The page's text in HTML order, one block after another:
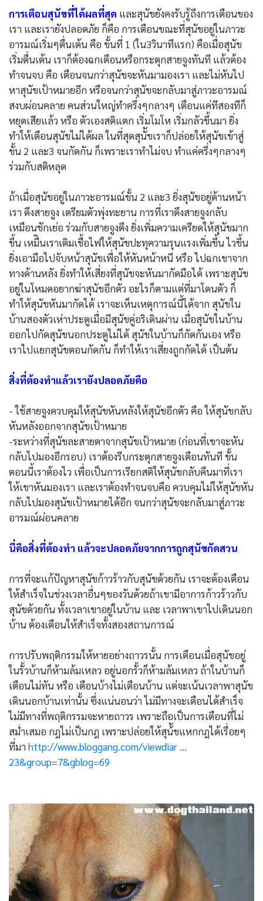
การเตือนสุนัขที่ได้ผลที่สุด และสุนัขยังคงรับรู้ถึงการเตือนของ
เรา และเรายังปลอดภัย ก็คือ การเตือนขณะที่สุนัขอยู่ในภาวะ
อารมณ์เริ่มๆตื่นเต้น คือ ขั้นที่ 1 (ใน3วินาทีแรก) คือเมื่อสุนัข
เริ่มตื่นเต้น เราก็ต้องฉกเตือนหรือกระตุกสายจูงทันที แล้วต้อง
ทำจนจบ คือ เตือนจนกว่าสุนัขจะหันมามองเรา และไม่หันไป
หาสุนัขเป้าหมายอีก หรือจนกว่าสุนัขจะกลับมาสู่ภาวะอารมณ์
สงบผ่อนคลาย คนส่วนใหญ่ทำครึ่งๆกลางๆ เตือนแค่ทีสองทีก็
หยุดเสียแล้ว หรือ ตัวเองสติแตก เริ่มโมโห เริ่มกลัวขึ้นมา ยิ่ง
ทำให้เตือนสุนัขไม่ได้ผล ในที่สุดสุนััขเราก็ปล่อยให้สุนัขเข้าสู่
ขั้น 2 และ3 จนกัดกัน ก็เพราะเราทำไม่จบ ทำแค่ครึ่งๆกลางๆ
ร่วมกับสติหลุด
ถ้าเมื่อสุนัขอยู่ในภาวะอารมณ์ขั้น 2 และ3 ยิ่งสุนัขอยู่ด้านหน้า
เรา ดึงสายจูง เตรียมตัวพุ่งทะยาน การที่เราดึงสายจูงกลับ
เหมือนชักเย่อ ร่วมกับสายจูงตึง ยิ่งเพิ่มความเครียดให้สุนัขมาก
ขึ้น เหมืินเราเติมเชื้อไฟให้สุนัขปะทุความรุนแรงเพิ่มขึ้น ไวขึ้น
ยิ่งเอามือไปจับหน้าสุนัขเพื่อให้หันหน้าหนี หรือ ไปฉกเขาจาก
ทางด้านหลัง ยิ่งทำให้เสี่ยงที่สุนัขจะหันมากัดมือได้ เพราะสุนัข
อยู่ในโหมดอยากฆ่าสุนัขอีกตัว อะไรก็ตามแต่ที่มาโดนตัว ก็
ทำให้สุนัขหันมากัดได้ เราจะเห็นเหตุการณ์นี้ได้จาก สุนัขใน
บ้านสองตัวเห่าประตูเมื่อมีสุนัขคู่อริเดินผ่าน เมื่อสุนัขในบ้าน
ออกไปกัดสุนัขนอกประตูไม่ได้ สุนัขในบ้านก็กัดกันเอง หรือ
เราไปแยกสุนัขตอนกัดกัน ก็ทำให้เราเสี่ยงถูกกัดได้ เป็นต้น
สิ่งที่ต้องทำแล้วเรายังปลอดภัยคือ
- ใช้สายจูงควบคุมให้สุนัขหันหลังให้สุนัขอีกตัว คือ ให้สุนัขกลับ
หันหลังออกจากสุนัขเป้าหมาย
-ระหว่างที่สุนัขละสายตาจากสุนัขเป้าหมาย (ก่อนที่เขาจะหัน
กลับไปมองอีกรอบ) เราต้องรีบกระตุกสายจูงเตือนทันที ขั้น
ตอนนี้เราต้องไว เพื่อเป็นการเรียกสติให้สุนัขกลับคืนมาที่เรา
ให้เขาหันมองเรา และเราต้องทำจนจบคือ ควบคุมไม่ให้สุนัขหัน
กลับไปมองสุนัขเป้าหมายได้อีก จนกว่าสุนัขจะกลับมาสู่ภาวะ
อารมณ์ผ่อนคลาย
นี่คือสิ่งที่ต้องทำ แล้วจะปลอดภัยจากการถูกสุนัขกัดสวน
การที่จะแก้ปัญหาสุนัขก้าวร้าวกับสุนัขด้วยกัน เราจะต้องเตือน
ให้สำเร็จในช่วงเวลาอื่นๆของวันด้วยถ้าเขามีอาการก้าวร้าวกับ
สุนัขด้วยกัน ทั้งเวลาเขาอยู่ในบ้าน และ เวลาพาเขาไปเดินนอก
บ้าน ต้องเตือนให้สำเร็จทั้งสองสถานการณ์
การปรับพฤติกรรมให้หายอย่างถาวรนั้น การเตือนเมื่อสุนัขอยู่
ในรั้วบ้านก็ห้ามล้มเหลว อยู่นอกรั้วก็ห้ามล้มเหลว ถ้าในบ้านก็
เตือนไม่ทัน หรือ เตือนบ้างไม่เตือนบ้าน แต่จะเน้นเวลาพาสุนัข
เดินนอกบ้านเท่านั้น ซึ่งแน่นอนว่า ไม่มีทางจะเตือนได้สำเร็จ
ไม่มีทางที่พฤติกรรมจะหายถาวร เพราะถือเป็นการเตือนที่ไม่
สม่ำเสมอ กฎไม่เป็นกฎ เพราะปล่อยให้สุน้ัขแหกกฎได้เรื่อยๆ
ที่มา http://www.bloggang.com/viewdiar ...
23&group=7&gblog=69